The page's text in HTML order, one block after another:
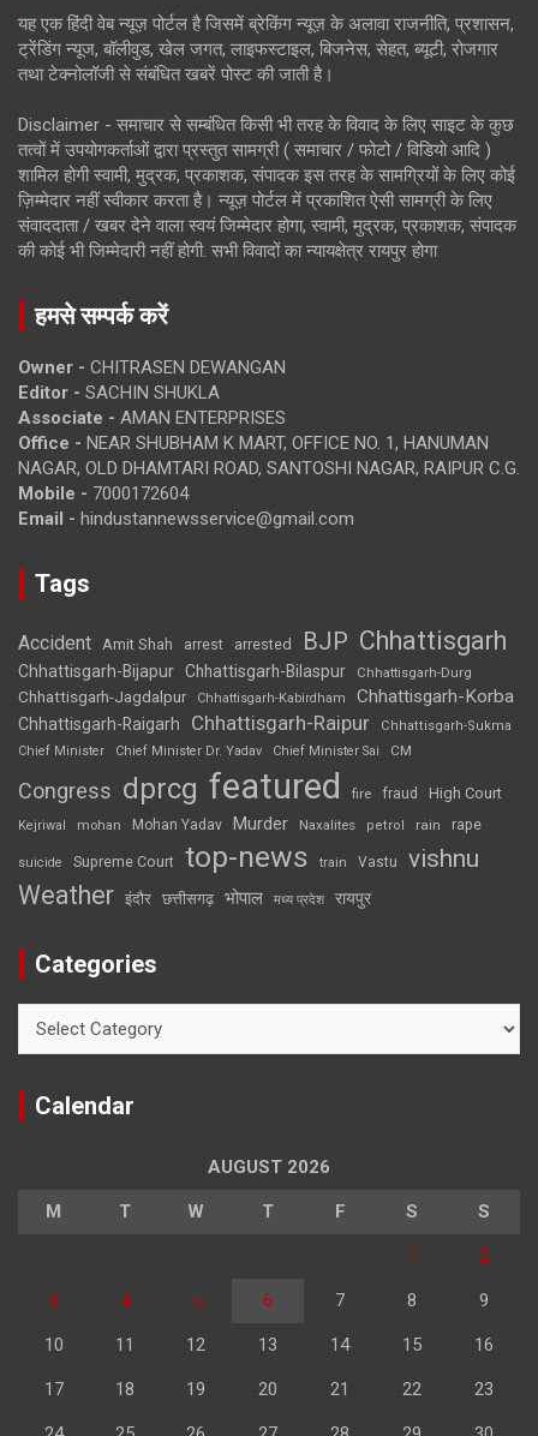
यह एक हिंदी वेब न्यूज़ पोर्टल है जिसमें ब्रेकिंग न्यूज़ के अलावा राजनीति, प्रशासन,
ट्रेंडिंग न्यूज, बॉलीवुड, खेल जगत, लाइफस्टाइल, बिजनेस, सेहत, ब्यूटी, रोजगार
तथा टेक्नोलॉजी से संबंधित खबरें पोस्ट की जाती है।
Disclaimer - समाचार से सम्बंधित किसी भी तरह के विवाद के लिए साइट के कुछ
तत्वों में उपयोगकर्ताओं द्वारा प्रस्तुत सामग्री ( समाचार / फोटो / विडियो आदि )
शामिल होगी स्वामी, मुद्रक, प्रकाशक, संपादक इस तरह के सामग्रियों के लिए कोई
ज़िम्मेदार नहीं स्वीकार करता है। न्यूज़ पोर्टल में प्रकाशित ऐसी सामग्री के लिए
संवाददाता / खबर देने वाला स्वयं जिम्मेदार होगा, स्वामी, मुद्रक, प्रकाशक, संपादक
की कोई भी जिम्मेदारी नहीं होगी. सभी विवादों का न्यायक्षेत्र रायपुर होगा
हमसे सम्पर्क करें
Owner - CHITRASEN DEWANGAN
Editor - SACHIN SHUKLA
Associate - AMAN ENTERPRISES
Office - NEAR SHUBHAM K MART, OFFICE NO. 1, HANUMAN
NAGAR, OLD DHAMTARI ROAD, SANTOSHI NAGAR, RAIPUR C.G.
Mobile - 7000172604
Email - hindustannewsservice@gmail.com
Tags
Accident Amit Shah arrest arrested BJP Chhattisgarh
Chhattisgarh-Bijapur Chhattisgarh-Bilaspur Chhattisgarh-Durg
Chhattisgarh-Jagdalpur Chhattisgarh-Kabirdham Chhattisgarh-Korba
Chhattisgarh-Raigarh Chhattisgarh-Raipur
Chhattisgarh-Sukma
Chief Minister
Chief Minister Dr. Yadav Chief Minister Sai CM
Congress dprcg featured fire fraud High Court
Kejriwal mohan Mohan Yadav Murder Naxalites petrol rain rape
suicide Supreme Court top-news train Vastu vishnu
Weather इंदौर छत्तीसगढ़ भोपाल मध्य प्रदेश रायपुर
Categories
Calendar
AUGUST 2026
M T W T F S S
1 2
3 4 5 6 7 8 9
10 11 12 13 14 15 16
17 18 19 20 21 22 23